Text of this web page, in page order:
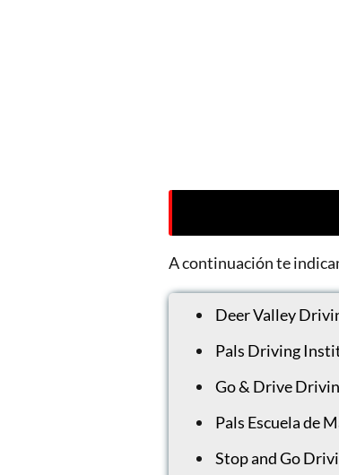
A continuación te
Deer Valley
Pals Driving
Go & Drive
Pals Escuela de
Stop and Go